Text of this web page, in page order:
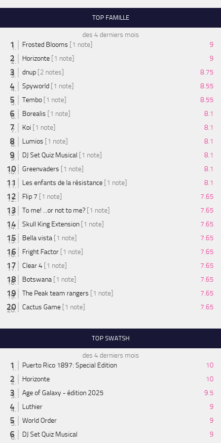
TOP FAMILLE
des 4 derniers mois
Frosted Blooms [1 note]
9
Horizonte [1 note]
9
dnup [2 notes]
8.75
Spyworld [1 note]
8.55
Tembo [1 note]
8.55
Borealis [1 note]
8.1
Koi [1 note]
8.1
Lumios [1 note]
8.1
DJ Set Quiz Musical [1 note]
8.1
Greenvaders [1 note]
8.1
Les enfants de la résistance [1 note]
8.1
Flip 7 [1 note]
7.65
To me! ...or not to me? [1 note]
7.65
Skull King Extension [1 note]
7.65
Bella vista [1 note]
7.65
Fright Factor [1 note]
7.65
Clear 4 [1 note]
7.65
Botswana [1 note]
7.65
The Peak team rangers [1 note]
7.65
Cactus Game [1 note] 7.65
TOP SWATSH
des 4 derniers mois
Puerto Rico 1897: Special Edition
10
Horizonte
10
Age of Galaxy - édition 2025
9.5
Luthier
9
World Order
9
DJ Set Quiz Musical
9